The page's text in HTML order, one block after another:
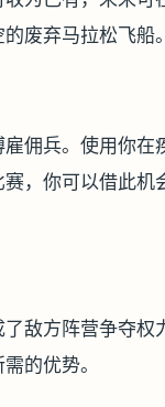
废弃马拉松飞船。
佣兵。使用你在
，你可以借此机
敌方阵营争夺
的优势。